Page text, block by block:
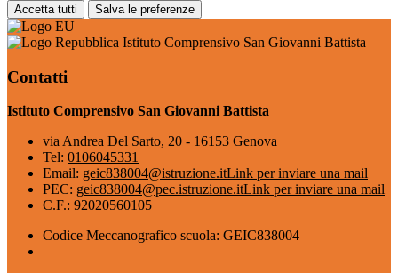
Accetta tutti Salva le preferenze
Istituto Comprensivo San Giovanni Battista
Contatti
Istituto Comprensivo San Giovanni Battista
via Andrea Del Sarto, 20 - 16153 Genova
Tel: 0106045331
Email: geic838004@istruzione.itLink per inviare una mail
PEC: geic838004@pec.istruzione.itLink per inviare una mail
C.F.: 92020560105
Codice Meccanografico scuola: GEIC838004